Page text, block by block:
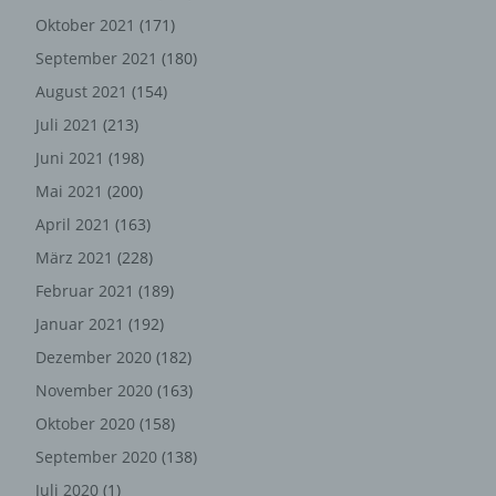
Oktober 2021 (171)
September 2021 (180)
August 2021 (154)
Juli 2021 (213)
Juni 2021 (198)
Mai 2021 (200)
April 2021 (163)
März 2021 (228)
Februar 2021 (189)
Januar 2021 (192)
Dezember 2020 (182)
November 2020 (163)
Oktober 2020 (158)
September 2020 (138)
Juli 2020 (1)
Weitergabe nicht gesetzlich vorgeschrieben ist oder der
Verantwortlichen dient.
Gravatar
Bei Kommentaren wird auf den Gravatar Service von
Auttomatic zurückgegriffen. Gravatar gleicht Ihre Email-
Ihr Avatar-Bild neben dem Kommentar ab. Sollten Sie
nicht registriert sein, wird kein Bild angezeigt. Zu
beachten ist, dass alle registrierten WordPress-User
Gravatar: https://de.gravatar.com
Hosting
Die von uns in Anspruch genommenen Hosting-
Leistungen dienen der Zurverfügungstellung der